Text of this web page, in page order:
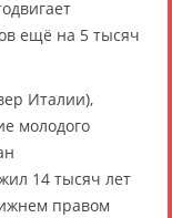
ещё на 5 тысяч
Италии),
молодого
14 тысяч лет
правом